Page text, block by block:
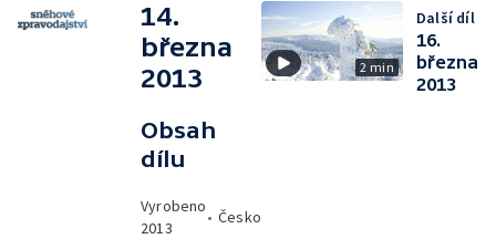
14.
března
2013
Obsah
dílu
Vyrobeno
2013
• Česko
2 min
Další díl
16.
března
2013